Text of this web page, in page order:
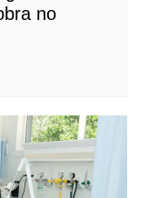
no